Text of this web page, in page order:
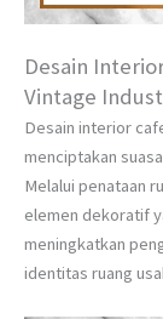
Desain
Vintage
Desain interior
menciptakan
Melalui penataan
elemen dekoratif
meningkatkan
identitas ruang